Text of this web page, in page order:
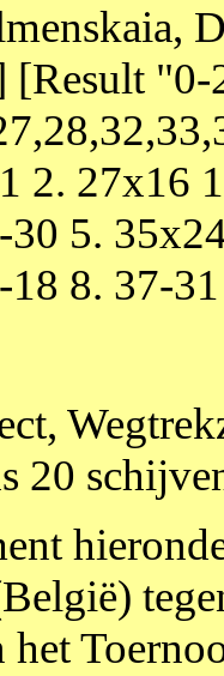
[Result
2. 27x16
5.
8. 37-
20
het